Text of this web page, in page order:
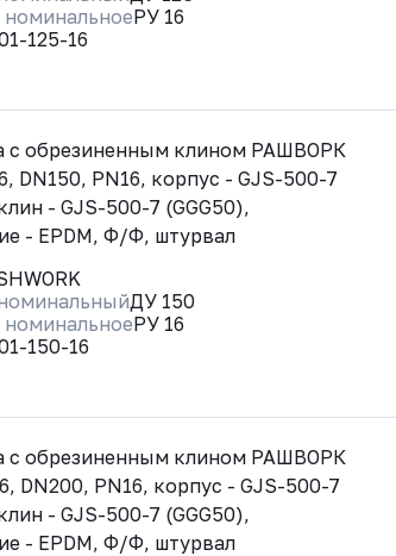
РУ 16
125-16
с обрезиненным клином РАШВОРК
DN150, PN16, корпус - GJS-500-7
- GJS-500-7 (GGG50),
- EPDM, Ф/Ф, штурвал
ДУ 150
РУ 16
150-16
с обрезиненным клином РАШВОРК
DN200, PN16, корпус - GJS-500-7
- GJS-500-7 (GGG50),
- EPDM, Ф/Ф, штурвал